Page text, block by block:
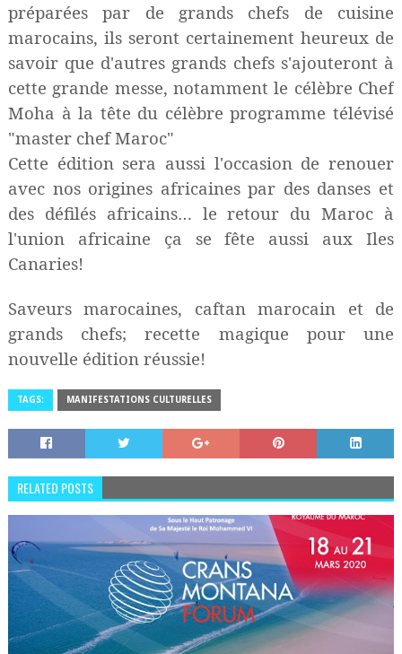
préparées par de grands chefs de cuisine
marocains, ils seront certainement heureux de
savoir que d'autres grands chefs s'ajouteront à
cette grande messe, notamment le célèbre Chef
Moha à la tête du célèbre programme télévisé
"master chef Maroc"
Cette édition sera aussi l'occasion de renouer
avec nos origines africaines par des danses et
des défilés africains… le retour du Maroc à
l'union africaine ça se fête aussi aux Iles
Canaries!
Saveurs marocaines, caftan marocain et de
grands chefs; recette magique pour une
nouvelle édition réussie!
TAGS: MANIFESTATIONS CULTURELLES
RELATED POSTS